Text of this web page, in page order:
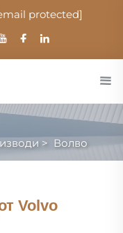
protected]
> Волво
Volvo